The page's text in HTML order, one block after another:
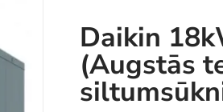
Daikin
(Augstās